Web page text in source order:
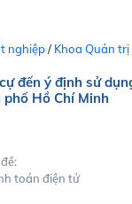
nghiệp/ Khoa Quản trị
đến ý định sử
Hồ Chí Minh
toán điện tử